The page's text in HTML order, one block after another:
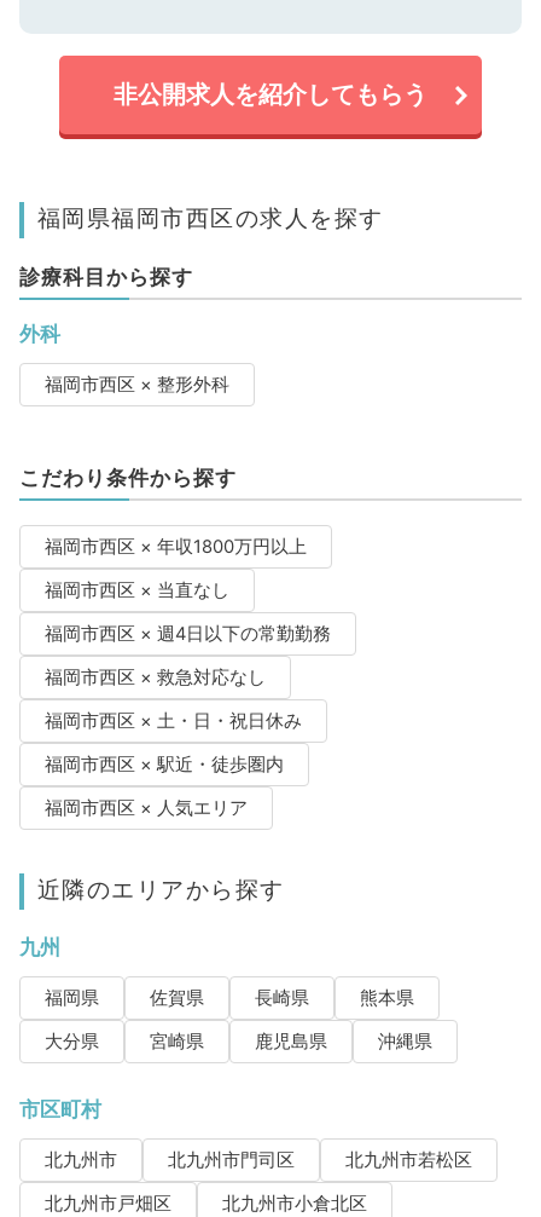
非公開求人を紹介してもらう
福岡県福岡市西区の求人を探す
診療科目から探す
外科
福岡市西区 × 整形外科
こだわり条件から探す
福岡市西区 × 年収1800万円以上
福岡市西区 × 当直なし
福岡市西区 × 週4日以下の常勤勤務
福岡市西区 × 救急対応なし
福岡市西区 × 土・日・祝日休み
福岡市西区 × 駅近・徒歩圏内
福岡市西区 × 人気エリア
近隣のエリアから探す
九州
福岡県 佐賀県 長崎県
熊本県
大分県
宮崎県 鹿児島県 沖縄県
市区町村
北九州市 北九州市門司区
北九州市若松区
北九州市戸畑区
北九州市小倉北区